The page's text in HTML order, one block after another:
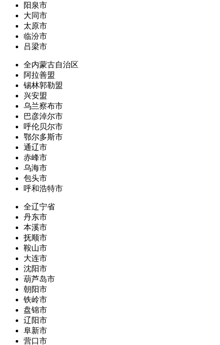
阳泉市
大同市
太原市
临汾市
吕梁市
全内蒙古自治区
阿拉善盟
锡林郭勒盟
兴安盟
乌兰察布市
巴彦淖尔市
呼伦贝尔市
鄂尔多斯市
通辽市
赤峰市
乌海市
包头市
呼和浩特市
全辽宁省
丹东市
本溪市
抚顺市
鞍山市
大连市
沈阳市
葫芦岛市
朝阳市
铁岭市
盘锦市
辽阳市
阜新市
营口市